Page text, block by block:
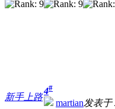
新手上路
4#
martian发表于